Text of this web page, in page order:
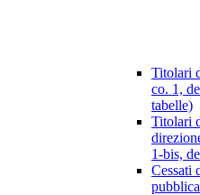
Titolari
co. 1,
tabelle)
Titolari
1-bis,
Cessati